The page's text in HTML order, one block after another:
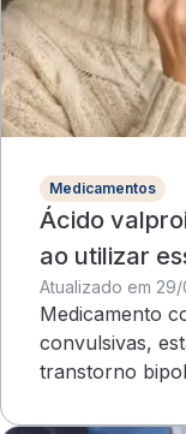
Medicamentos
Ácido
ao utilizar
Atualizado em
Medicamento
convulsivas,
transtorno